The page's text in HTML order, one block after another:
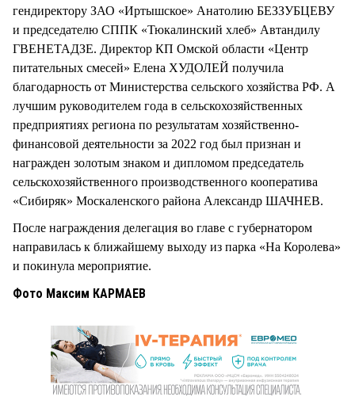
гендиректору ЗАО «Иртышское» Анатолию БЕЗЗУБЦЕВУ
и председателю СППК «Тюкалинский хлеб» Автандилу
ГВЕНЕТАДЗЕ. Директор КП Омской области «Центр
питательных смесей» Елена ХУДОЛЕЙ получила
благодарность от Министерства сельского хозяйства РФ. А
лучшим руководителем года в сельскохозяйственных
предприятиях региона по результатам хозяйственно-
финансовой деятельности за 2022 год был признан и
награжден золотым знаком и дипломом председатель
сельскохозяйственного производственного кооператива
«Сибиряк» Москаленского района Александр ШАЧНЕВ.
После награждения делегация во главе с губернатором
направилась к ближайшему выходу из парка «На Королева»
и покинула мероприятие.
Фото Максим КАРМАЕВ